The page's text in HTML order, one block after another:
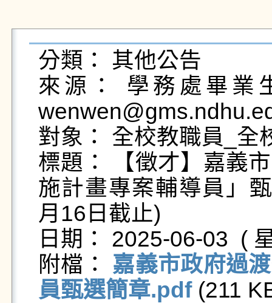
分類： 其他公告
來源： 學務處畢業
對象： 全校教職員_全
標題： 【徵才】嘉義
施計畫專案輔導員」
月16日截止)
日期： 2025-06-03  (
附檔： 嘉義市政府過
員甄選簡章.pdf (211